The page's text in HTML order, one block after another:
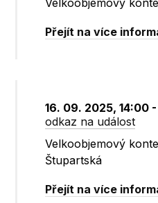
Velkoobjemový
Přejít na více
16. 09. 2025, 14:00
odkaz na událost
Velkoobjemový
Štupartská
Přejít na více